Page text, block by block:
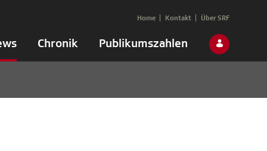
Chronik Publikumszahlen
Home Kontakt Über SRF